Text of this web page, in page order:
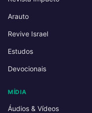
Arauto
Revive Israel
Estudos
Devocionais
MÍDIA
Áudios & Vídeos